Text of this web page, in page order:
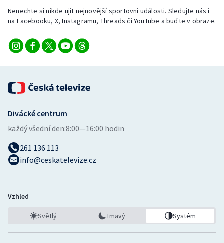
Vodní slalom
Nenechte si nikde ujít nejnovější sportovní události. Sledujte nás i
na Facebooku, X, Instagramu, Threads či YouTube a buďte v obraze.
Divácké centrum
každý všední den:8:00—16:00 hodin
261 136 113
info@ceskatelevize.cz
Vzhled
Světlý Tmavý Systém